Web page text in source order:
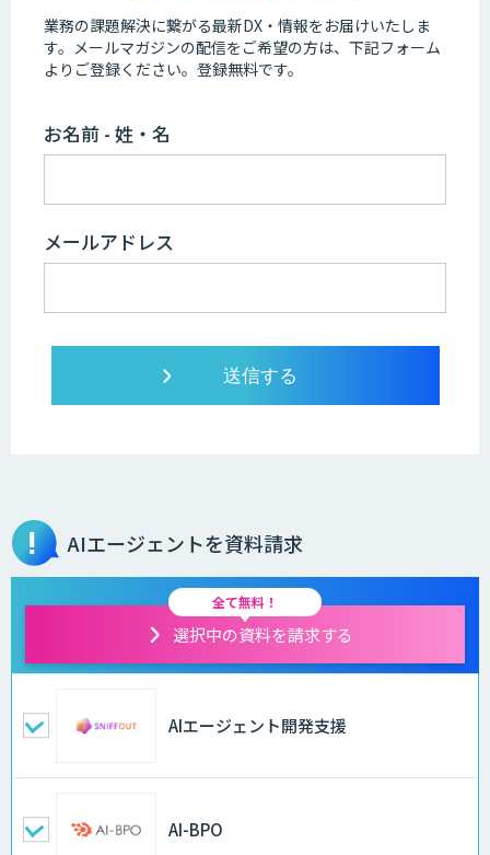
業務の課題解決に繋がる最新DX・情報をお届けいたしま
す。 メールマガジンの配信をご希望の方は、下記フォーム
よりご登録ください。登録無料です。
お名前 - 姓・名
メールアドレス
AIエージェントを資料請求
全て無料！
選択中の資料を請求する
AIエージェント開発支援
AI-BPO